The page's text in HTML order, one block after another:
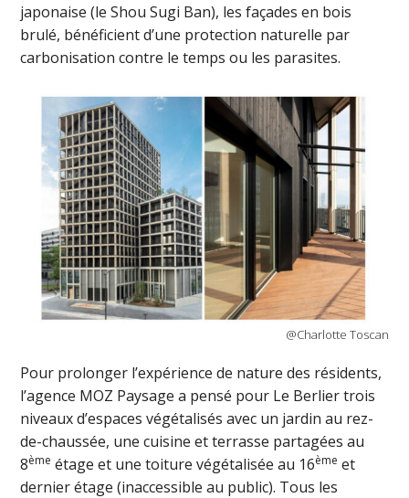
japonaise (le Shou Sugi Ban), les façades en bois
brulé, bénéficient d’une protection naturelle par
carbonisation contre le temps ou les parasites.
@Charlotte Toscan
Pour prolonger l’expérience de nature des résidents,
l’agence MOZ Paysage a pensé pour Le Berlier trois
niveaux d’espaces végétalisés avec un jardin au rez-
de-chaussée, une cuisine et terrasse partagées au
8ème étage et une toiture végétalisée au 16ème et
dernier étage (inaccessible au public). Tous les